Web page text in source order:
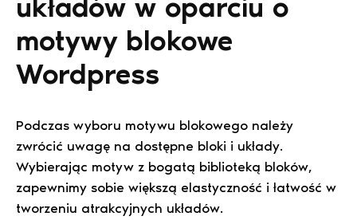
układów w oparciu o
motywy blokowe
Wordpress
Podczas wyboru motywu blokowego należy
zwrócić uwagę na dostępne bloki i układy.
Wybierając motyw z bogatą biblioteką bloków,
zapewnimy sobie większą elastyczność i łatwość w
tworzeniu atrakcyjnych układów.